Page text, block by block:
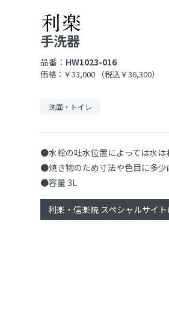
手洗器
品番： HW1023-016
価格：￥33,000 （税込￥36,300）
洗面・トイレ
●水栓の吐水位置によっては水は
●焼き物のため寸法や色目に多少
●容量 3L
利楽・信楽焼 スペシャルサイ